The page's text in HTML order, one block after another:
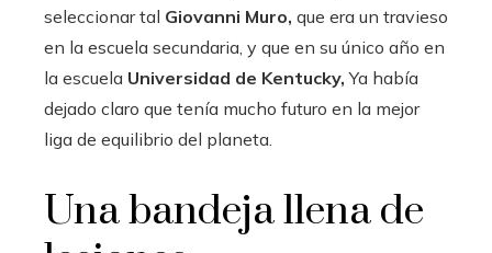
seleccionar tal Giovanni Muro, que era un travieso
en la escuela secundaria, y que en su único año en
la escuela Universidad de Kentucky, Ya había
dejado claro que tenía mucho futuro en la mejor
liga de equilibrio del planeta.
Una bandeja llena de